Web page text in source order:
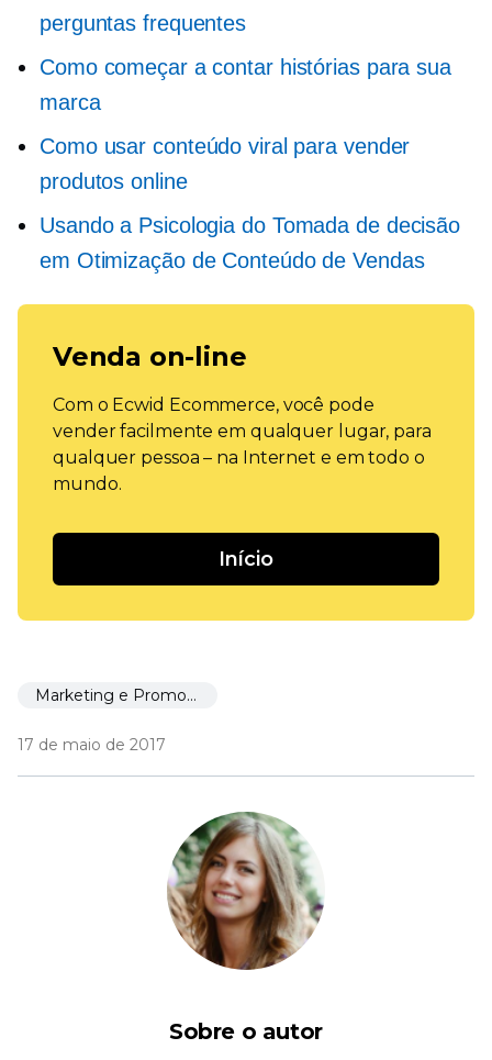
perguntas frequentes
Como começar a contar histórias para sua
marca
Como usar conteúdo viral para vender
produtos online
Usando a Psicologia do Tomada de decisão
em Otimização de Conteúdo de Vendas
Venda on-line
Com o Ecwid Ecommerce, você pode
vender facilmente em qualquer lugar, para
qualquer pessoa – na Internet e em todo o
mundo.
Início
Marketing e Promoção
17 de maio de 2017
Sobre o autor